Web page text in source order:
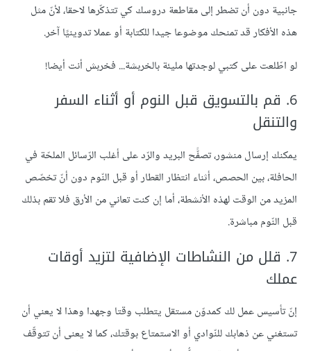
جانبية دون أن تضطر إلى مقاطعة دروسك كي تتذكّرها لاحقا، لأنّ مثل
هذه الأفكار قد تمنحك موضوعا جيدا للكتابة أو عملا تدوينيًا آخر.
لو اطّلعت على كتبي لوجدتها مليئة بالخربشة... فخربش أنت أيضا!
6. قم بالتسويق قبل النوم أو أثناء السفر
والتنقل
يمكنك إرسال منشور، تصفًّح البريد والرّد على أغلب الرّسائل الملحّة في
الحافلة، بين الحصص، أثناء انتظار القطار أو قبل النّوم دون أنّ تخصّص
المزيد من الوقت لهذه الأنشطة، أما إن كنت تعاني من الأرق فلا تقم بذلك
قبل النّوم مباشرة.
7. قلل من النشاطات الإضافية لتزيد أوقات
عملك
إنّ تأسيس عمل لك كمدوّن مستقل يتطلب وقتا وجهدا وهذا لا يعني أن
تستغني عن ذهابك للنّوادي أو الاستمتاع بوقتك، كما لا يعنى أن تتوقّف